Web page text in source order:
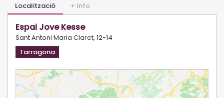
Localització + Info
Espai Jove Kesse
Sant Antoni Maria Claret, 12-14
Tarragona